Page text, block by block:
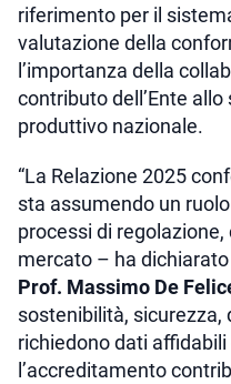
riferimento per il
valutazione della
l’importanza della
contributo dell’Ente
produttivo nazionale.
“La Relazione 2025
sta assumendo un
processi di
mercato – ha dichiarato
Prof. Massimo De
sostenibilità,
richiedono dati
l’accreditamento